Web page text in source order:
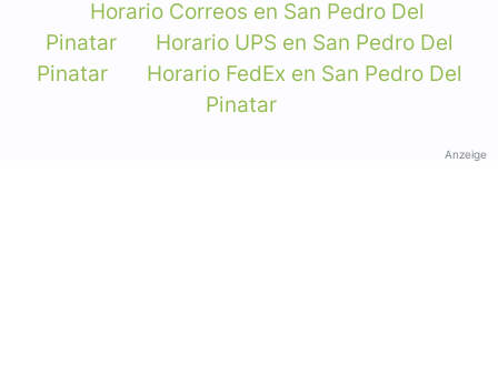
Horario Correos en San Pedro Del
Pinatar
Horario UPS en San Pedro Del
Pinatar
Horario FedEx en San Pedro Del
Pinatar
Anzeige